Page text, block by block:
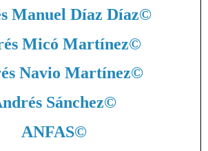
Manuel Díaz Díaz©
Micó Martínez©
Navio Martínez©
Sánchez©
ANFAS©